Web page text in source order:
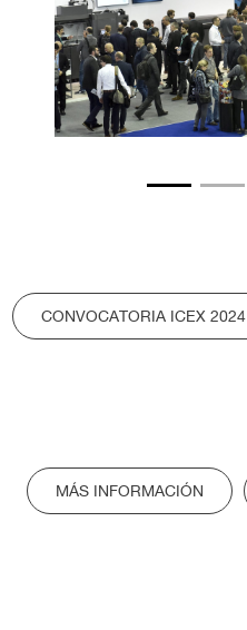
CONVOCATORIA ICEX 2024
MÁS INFORMACIÓN